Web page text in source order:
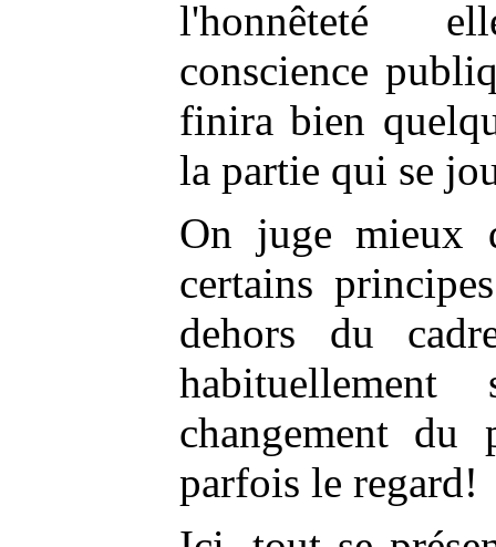
l'honnêteté
conscience
finira bien
la partie qui se
On juge mieux
certains
dehors du
changement du
parfois le regard!